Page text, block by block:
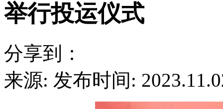
举行投运仪式
分享到：
来源: 发布时间: